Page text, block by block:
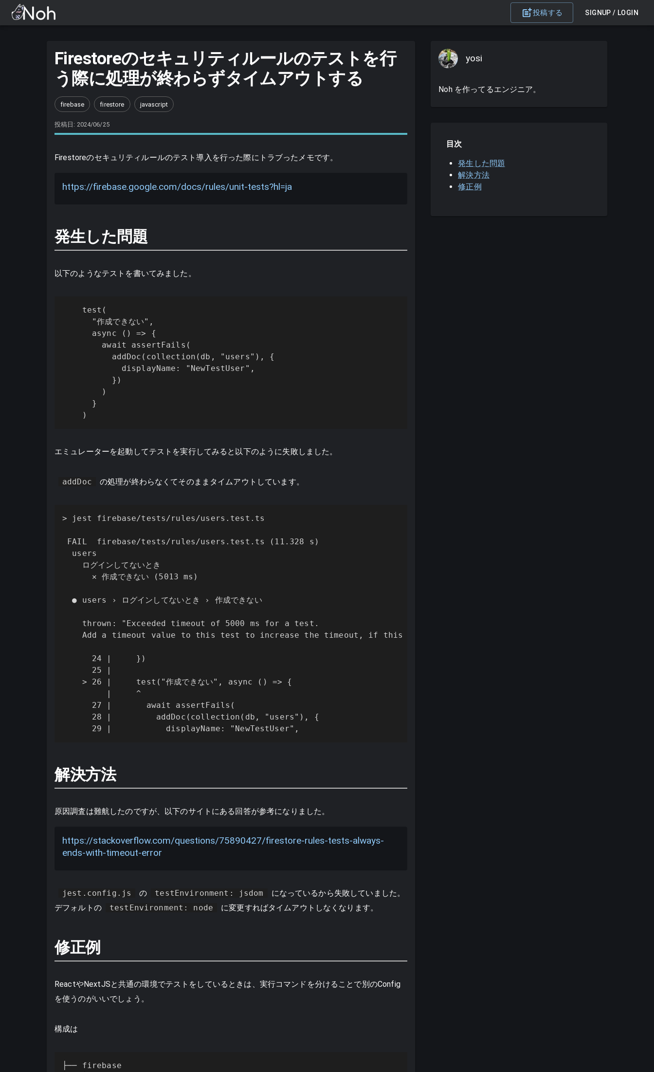
投稿する SIGNUP / LOGIN
Firestoreのセキュリティルールのテストを行
う際に処理が終わらずタイムアウトする
firebase firestore javascript
投稿日: 2024/06/25
Firestoreのセキュリティルールのテスト導入を行った際にトラブったメモです。
https://firebase.google.com/docs/rules/unit-tests?hl=ja
発生した問題
以下のようなテストを書いてみました。
    test(
      "作成できない",
      async () => {
        await assertFails(
          addDoc(collection(db, "users"), {
            displayName: "NewTestUser",
          })
        )
      }
    )
エミュレーターを起動してテストを実行してみると以下のように失敗しました。
addDoc の処理が終わらなくてそのままタイムアウトしています。
> jest firebase/tests/rules/users.test.ts
FAIL  firebase/tests/rules/users.test.ts (11.328 s)
  users
    ログインしてないとき
      ✕ 作成できない (5013 ms)
  ● users › ログインしてないとき › 作成できない
    thrown: "Exceeded timeout of 5000 ms for a test.
Add a timeout value to this test to increase the timeout, if this is a long-running test. See https://jestjs.io/
      24 |     })
      25 |
    > 26 |     test("作成できない", async () => {
         |     ^
      27 |       await assertFails(
      28 |         addDoc(collection(db, "users"), {
      29 |           displayName: "NewTestUser",
解決方法
原因調査は難航したのですが、以下のサイトにある回答が参考になりました。
https://stackoverflow.com/questions/75890427/firestore-rules-tests-always-
ends-with-timeout-error
jest.config.js の testEnvironment: jsdom
になっているから失敗していました。
デフォルトの
testEnvironment: node に変更すればタイムアウトしなくなります。
修正例
ReactやNextJSと共通の環境でテストをしているときは、実行コマンドを分けることで別のConfig
を使うのがいいでしょう。
構成は
├── firebase
yosi
Noh を作ってるエンジニア。
目次
発生した問題
解決方法
修正例